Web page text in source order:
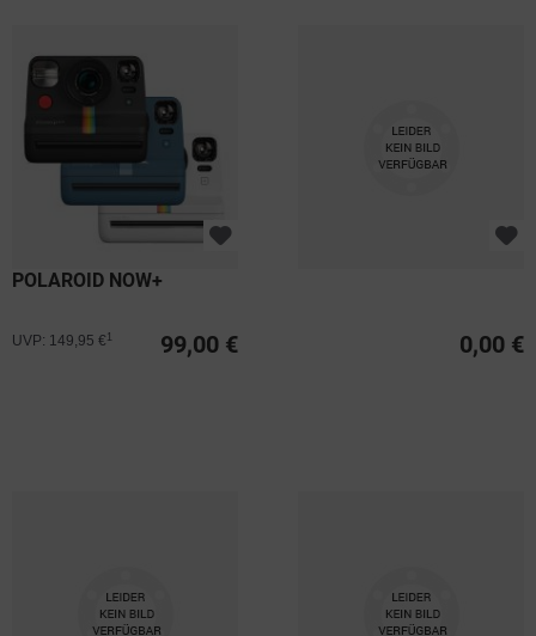
POLAROID NOW+
99,00 €
UVP: 149,95 € 0,00 €